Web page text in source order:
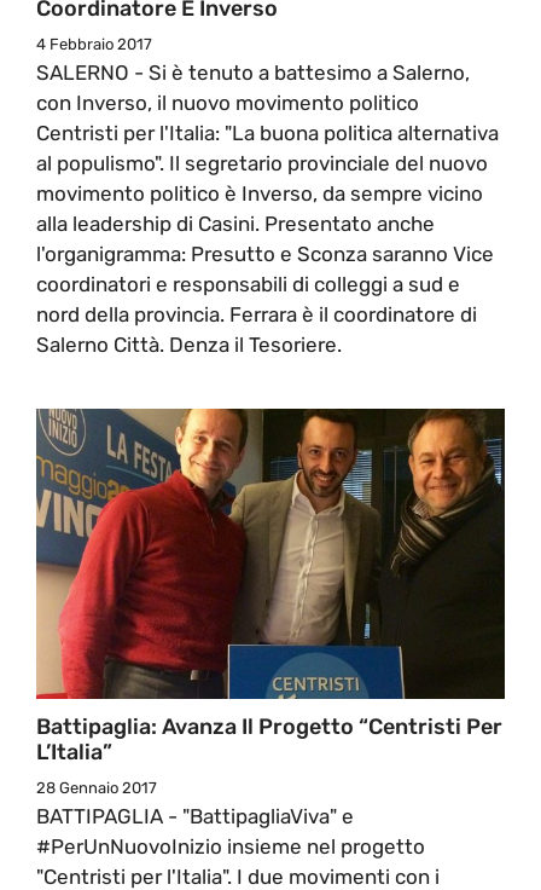
Coordinatore È Inverso
4 Febbraio 2017
SALERNO - Si è tenuto a battesimo a Salerno,
con Inverso, il nuovo movimento politico
Centristi per l'Italia: "La buona politica alternativa
al populismo". Il segretario provinciale del nuovo
movimento politico è Inverso, da sempre vicino
alla leadership di Casini. Presentato anche
l'organigramma: Presutto e Sconza saranno Vice
coordinatori e responsabili di colleggi a sud e
nord della provincia. Ferrara è il coordinatore di
Salerno Città. Denza il Tesoriere.
Battipaglia: Avanza Il Progetto “Centristi Per
L’Italia”
28 Gennaio 2017
BATTIPAGLIA - "BattipagliaViva" e
#PerUnNuovoInizio insieme nel progetto
"Centristi per l'Italia". I due movimenti con i